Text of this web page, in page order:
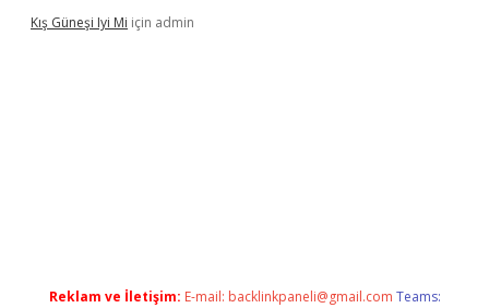
Kış Güneşi Iyi Mi için admin
Reklam ve İletişim: E-mail: backlinkpaneli@gmail.com Teams: